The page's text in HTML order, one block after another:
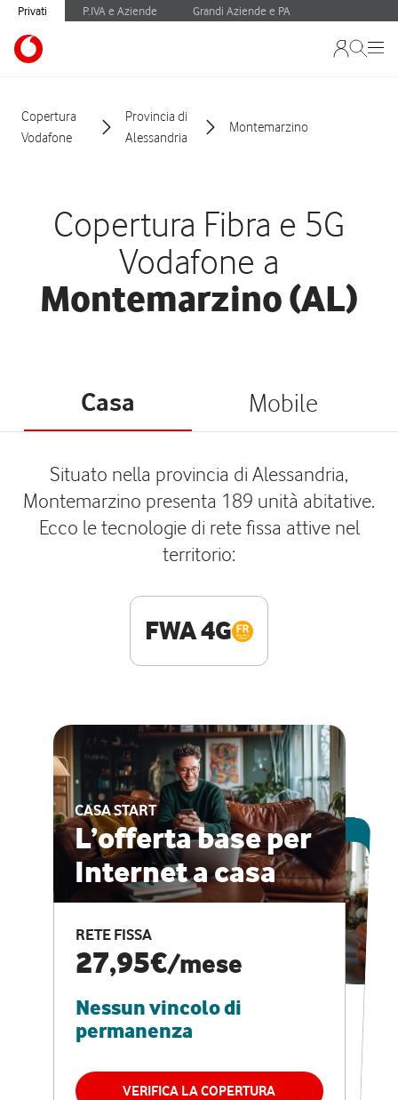
Privati P.IVA e Aziende Grandi Aziende e PA
Copertura
Vodafone
Provincia di
Alessandria
Montemarzino
Copertura Fibra e 5G
Vodafone a
Montemarzino (AL)
Casa Mobile
Situato nella provincia di Alessandria,
Montemarzino presenta 189 unità abitative.
Ecco le tecnologie di rete fissa attive nel
territorio:
FWA 4G
CASA START
L’offerta base per
Internet a casa
RETE FISSA
27,95€/mese
Nessun vincolo di
permanenza
VERIFICA LA COPERTURA
ESCLUSIVA ONLINE
CASA PRO
Internet veloce e
vantaggi speciali
RETE FISSA + VODAFONE CLUB
29,95€
permanenza